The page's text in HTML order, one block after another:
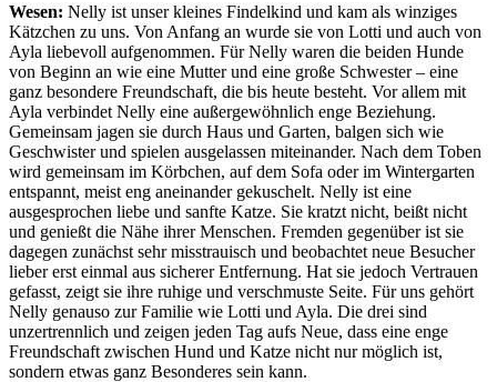
Wesen: Nelly ist unser kleines Findelkind und kam als winziges
Kätzchen zu uns. Von Anfang an wurde sie von Lotti und auch von
Ayla liebevoll aufgenommen. Für Nelly waren die beiden Hunde
von Beginn an wie eine Mutter und eine große Schwester – eine
ganz besondere Freundschaft, die bis heute besteht. Vor allem mit
Ayla verbindet Nelly eine außergewöhnlich enge Beziehung.
Gemeinsam jagen sie durch Haus und Garten, balgen sich wie
Geschwister und spielen ausgelassen miteinander. Nach dem Toben
wird gemeinsam im Körbchen, auf dem Sofa oder im Wintergarten
entspannt, meist eng aneinander gekuschelt. Nelly ist eine
ausgesprochen liebe und sanfte Katze. Sie kratzt nicht, beißt nicht
und genießt die Nähe ihrer Menschen. Fremden gegenüber ist sie
dagegen zunächst sehr misstrauisch und beobachtet neue Besucher
lieber erst einmal aus sicherer Entfernung. Hat sie jedoch Vertrauen
gefasst, zeigt sie ihre ruhige und verschmuste Seite. Für uns gehört
Nelly genauso zur Familie wie Lotti und Ayla. Die drei sind
unzertrennlich und zeigen jeden Tag aufs Neue, dass eine enge
Freundschaft zwischen Hund und Katze nicht nur möglich ist,
sondern etwas ganz Besonderes sein kann.